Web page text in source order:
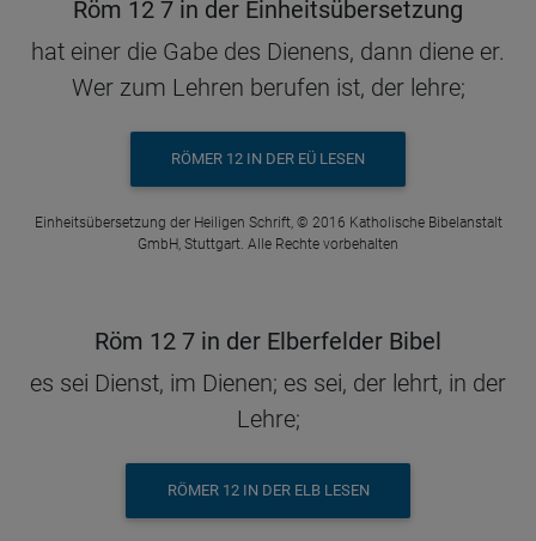
Röm 12 7 in der Einheitsübersetzung
hat einer die Gabe des Dienens, dann diene er.
Wer zum Lehren berufen ist, der lehre;
RÖMER 12 IN DER EÜ LESEN
Einheitsübersetzung der Heiligen Schrift, © 2016 Katholische Bibelanstalt
GmbH, Stuttgart. Alle Rechte vorbehalten
Röm 12 7 in der Elberfelder Bibel
es sei Dienst, im Dienen; es sei, der lehrt, in der
Lehre;
RÖMER 12 IN DER ELB LESEN